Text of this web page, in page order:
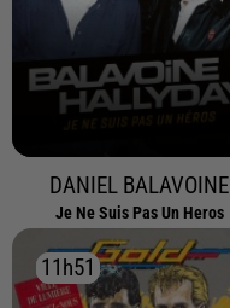
DANIEL BALAVOINE
Je Ne Suis Pas Un Heros
11h51
11h51